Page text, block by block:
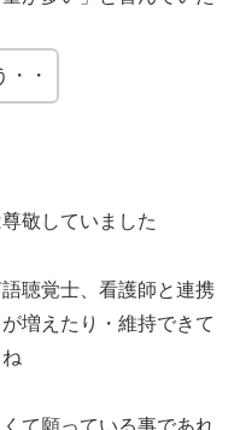
・
敬していました
聴覚士、看護師と連携
増えたり・維持できて
て願っている事であれ